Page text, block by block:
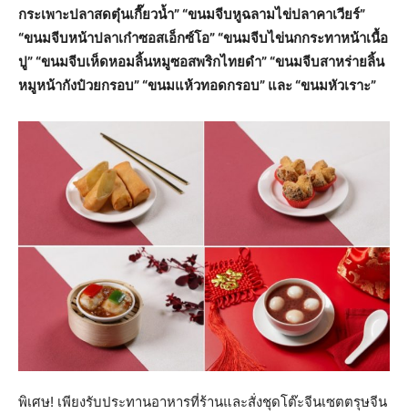
กระเพาะปลาสดตุ๋นเกี๊ยวน้ำ” “ขนมจีบหูฉลามไข่ปลาคาเวียร์”
“ขนมจีบหน้าปลาเก๋าซอสเอ็กซ์โอ” “ขนมจีบไข่นกกระทาหน้าเนื้อ
ปู” “ขนมจีบเห็ดหอมลิ้นหมูซอสพริกไทยดำ” “ขนมจีบสาหร่ายลิ้น
หมูหน้ากังป๋วยกรอบ” “ขนมแห้วทอดกรอบ” และ “ขนมหัวเราะ”
พิเศษ! เพียงรับประทานอาหารที่ร้านและสั่งชุดโต๊ะจีนเซตตรุษจีน